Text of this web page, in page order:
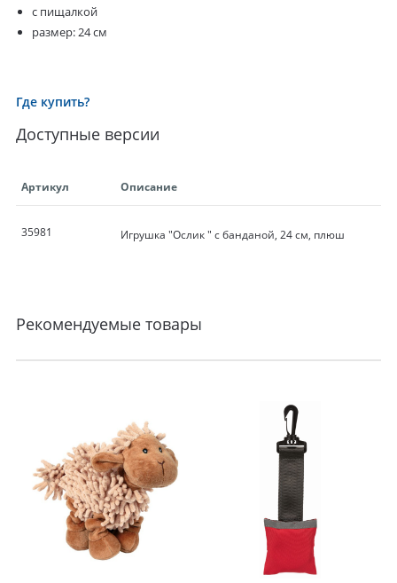
с пищалкой
размер: 24 см
Где купить?
Доступные версии
Артикул Описание
35981 Игрушка "Ослик " с банданой, 24 см, плюш
Рекомендуемые товары